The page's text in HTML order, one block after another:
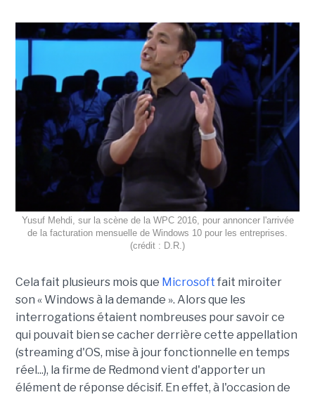
Yusuf Mehdi, sur la scène de la WPC 2016, pour annoncer l'arrivée
de la facturation mensuelle de Windows 10 pour les entreprises.
(crédit : D.R.)
Cela fait plusieurs mois que Microsoft fait miroiter
son « Windows à la demande ». Alors que les
interrogations étaient nombreuses pour savoir ce
qui pouvait bien se cacher derrière cette appellation
(streaming d'OS, mise à jour fonctionnelle en temps
réel...), la firme de Redmond vient d'apporter un
élément de réponse décisif. En effet, à l'occasion de